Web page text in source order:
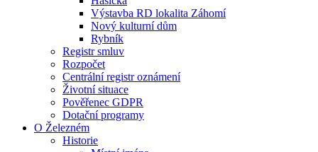
Výstavba RD lokalita Záhomí
Nový kulturní dům
Rybník
Registr smluv
Rozpočet
Centrální registr oznámení
Životní situace
Pověřenec GDPR
Dotační programy
O Železném
Historie